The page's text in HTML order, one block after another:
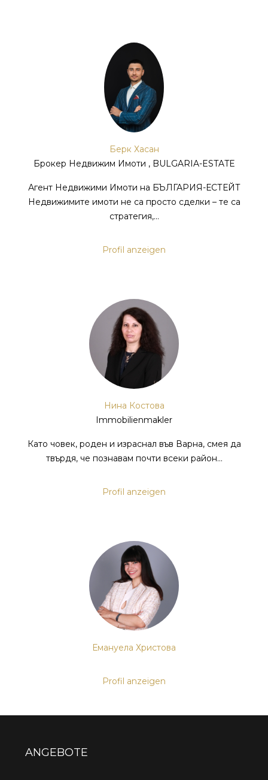
Берк Хасан
Брокер Недвижим Имоти , BULGARIA-ESTATE
Агент Недвижими Имоти на БЪЛГАРИЯ-ЕСТЕЙТ
Недвижимите имоти не са просто сделки – те са
стратегия,...
Profil anzeigen
Нина Костова
Immobilienmakler
Като човек, роден и израснал във Варна, смея да
твърдя, че познавам почти всеки район...
Profil anzeigen
Емануела Христова
Profil anzeigen
ANGEBOTE